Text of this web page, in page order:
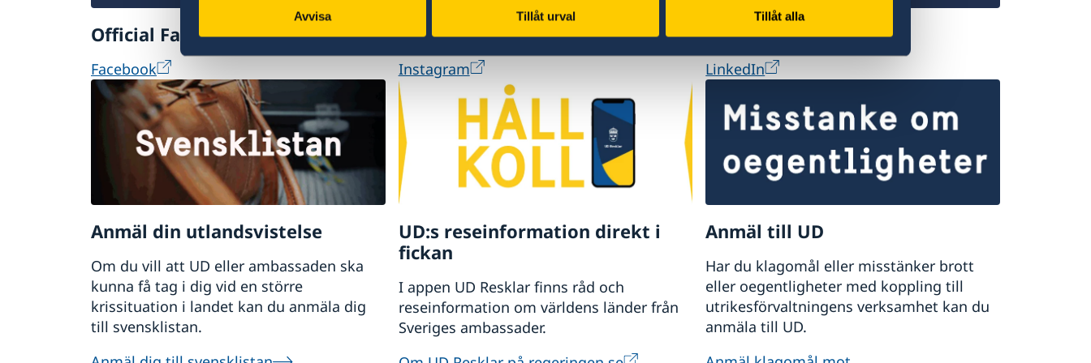
Avvisa Tillåt urval Tillåt alla
Lediga praktikplatser hos regeringskansliet.
Official Facebook Page
Facebook
Official Instagram Page
Instagram
Official LinkedIn Page
LinkedIn
Anmäl din utlandsvistelse
Om du vill att UD eller ambassaden ska
kunna få tag i dig vid en större
krissituation i landet kan du anmäla dig
till svensklistan.
UD:s reseinformation direkt i
fickan
I appen UD Resklar finns råd och
reseinformation om världens länder från
Sveriges ambassader.
Anmäl till UD
Har du klagomål eller misstänker brott
eller oegentligheter med koppling till
utrikesförvaltningens verksamhet kan du
anmäla till UD.